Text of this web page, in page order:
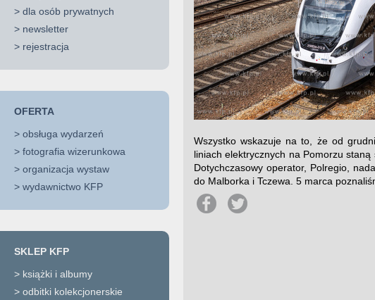
> dla osób prywatnych
> newsletter
> rejestracja
OFERTA
> obsługa wydarzeń
> fotografia wizerunkowa
> organizacja wystaw
> wydawnictwo KFP
SKLEP KFP
> książki i albumy
> odbitki kolekcjonerskie
Wszystko wskazuje na to, że od
liniach elektrycznych na Pomorzu staną
Dotychczasowy operator, Polregio,
do Malborka i Tczewa. 5 marca